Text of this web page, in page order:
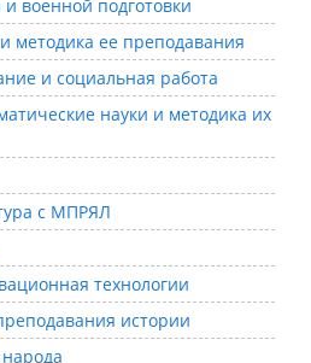
военной подготовки
методика ее преподавания
и социальная работа
науки и методика их
с МПРЯЛ
технологии
истории